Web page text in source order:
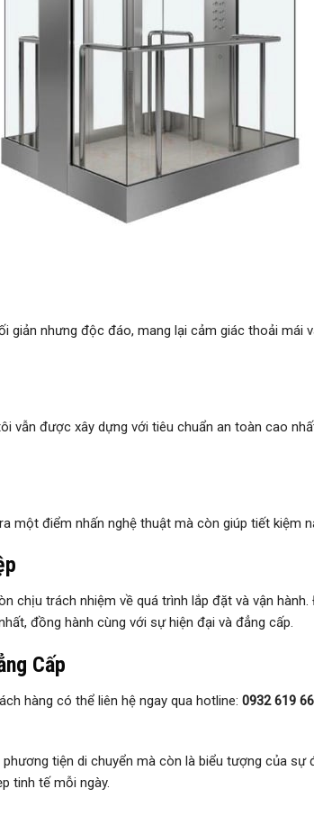
nhưng độc đáo, mang lại cảm giác thoải mái
vẫn được xây dựng với tiêu chuẩn an toàn cao
một điểm nhấn nghệ thuật mà còn giúp tiết kiệm
chịu trách nhiệm về quá trình lắp đặt và vận
đồng hành cùng với sự hiện đại và đẳng cấp.
Cấp
hàng có thể liên hệ ngay qua hotline: 0932 619
tiện di chuyển mà còn là biểu tượng của
tinh tế mỗi ngày.